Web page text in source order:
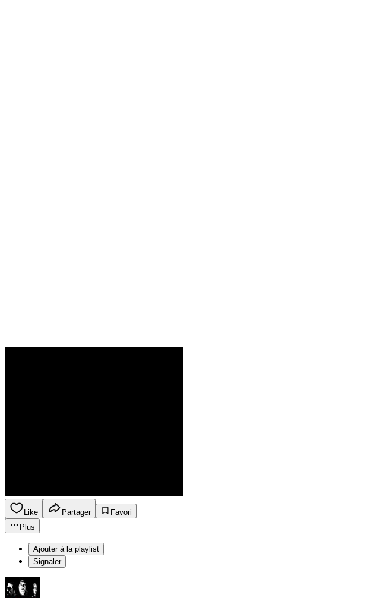
Like Partager
Favori
Plus
Ajouter à la playlist
Signaler